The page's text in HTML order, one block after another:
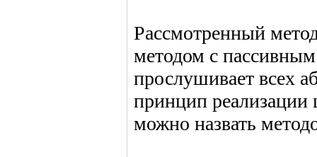
Рассмотренный
методом с
прослушивает всех
принцип реализации
можно назвать